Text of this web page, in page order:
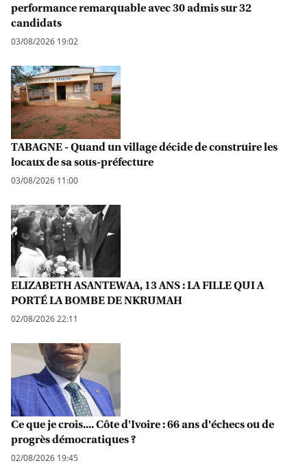
performance remarquable avec 30 admis sur 32
candidats
03/08/2026 19:02
TABAGNE - Quand un village décide de construire les
locaux de sa sous-préfecture
03/08/2026 11:00
ELIZABETH ASANTEWAA, 13 ANS : LA FILLE QUI A
PORTÉ LA BOMBE DE NKRUMAH
02/08/2026 22:11
Ce que je crois.... Côte d'Ivoire : 66 ans d'échecs ou de
progrès démocratiques ?
02/08/2026 19:45